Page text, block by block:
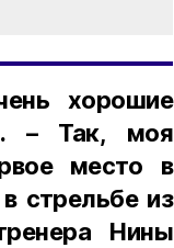
хорошие
– Так, моя
место в
стрельбе из
Нины